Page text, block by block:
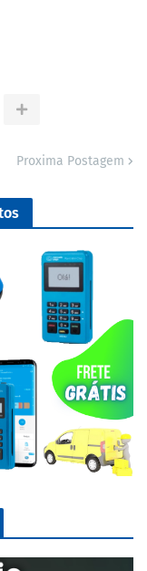
Proxima Postagem